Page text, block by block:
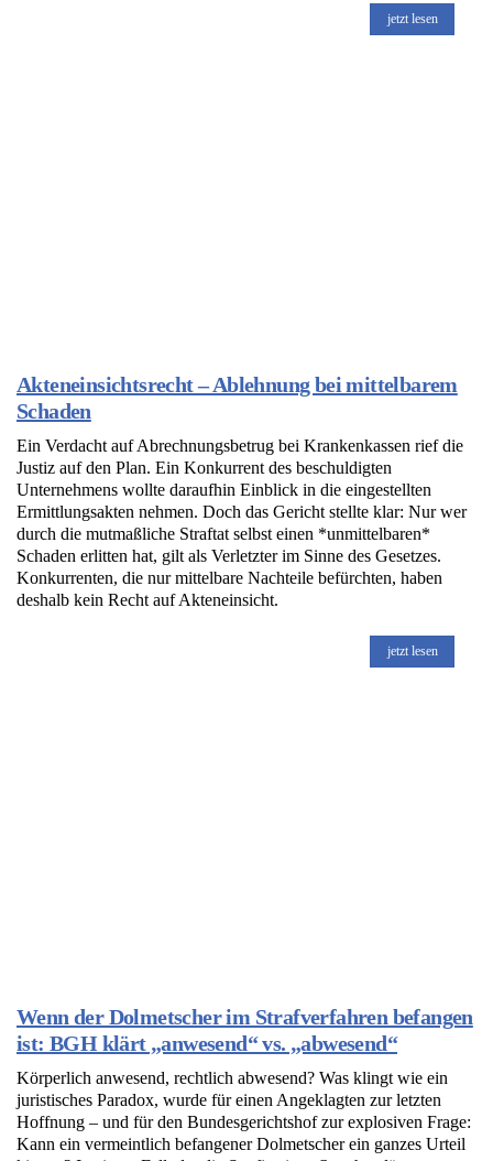
jetzt lesen
Akteneinsichtsrecht – Ablehnung bei mittelbarem
Schaden
Ein Verdacht auf Abrechnungsbetrug bei Krankenkassen rief die
Justiz auf den Plan. Ein Konkurrent des beschuldigten
Unternehmens wollte daraufhin Einblick in die eingestellten
Ermittlungsakten nehmen. Doch das Gericht stellte klar: Nur wer
durch die mutmaßliche Straftat selbst einen *unmittelbaren*
Schaden erlitten hat, gilt als Verletzter im Sinne des Gesetzes.
Konkurrenten, die nur mittelbare Nachteile befürchten, haben
deshalb kein Recht auf Akteneinsicht.
jetzt lesen
Wenn der Dolmetscher im Strafverfahren befangen
ist: BGH klärt „anwesend“ vs. „abwesend“
Körperlich anwesend, rechtlich abwesend? Was klingt wie ein
juristisches Paradox, wurde für einen Angeklagten zur letzten
Hoffnung – und für den Bundesgerichtshof zur explosiven Frage:
Kann ein vermeintlich befangener Dolmetscher ein ganzes Urteil